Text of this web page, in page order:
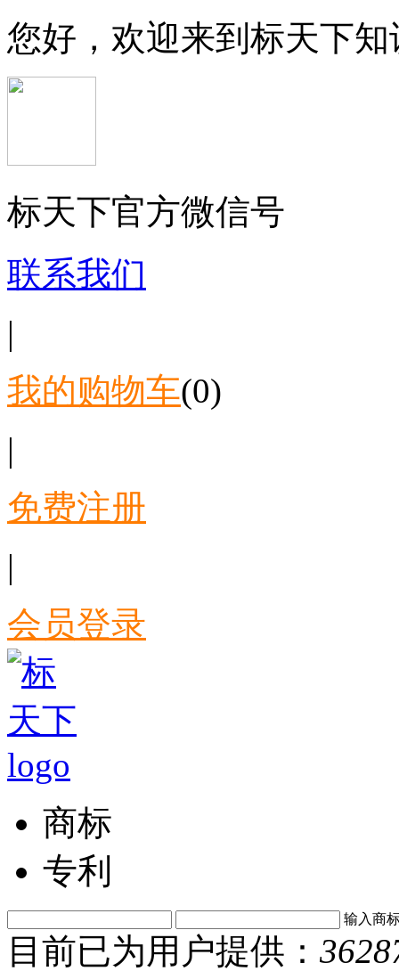
您好，欢迎来到标天下
标天下官方微信号
联系我们
|
我的购物车(0)
|
免费注册
|
会员登录
商标
专利
输入商
目前已为用户提供：